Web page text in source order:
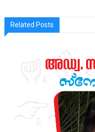
Related Posts